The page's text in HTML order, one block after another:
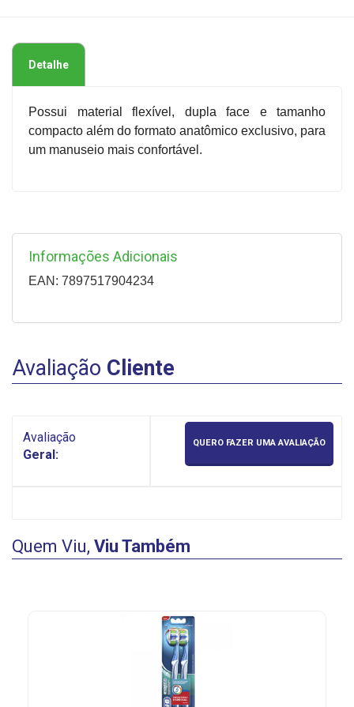
Detalhe
Possui material flexível, dupla face e tamanho
compacto além do formato anatômico exclusivo, para
um manuseio mais confortável.
Informações Adicionais
EAN: 7897517904234
Avaliação Cliente
Avaliação
Geral:
QUERO FAZER UMA AVALIAÇÃO
Quem Viu, Viu Também